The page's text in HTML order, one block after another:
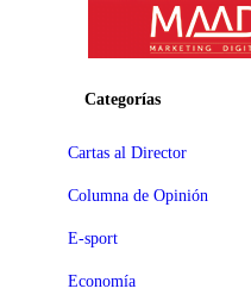
Categorías
Cartas al Director
Columna de Opinión
E-sport
Economía